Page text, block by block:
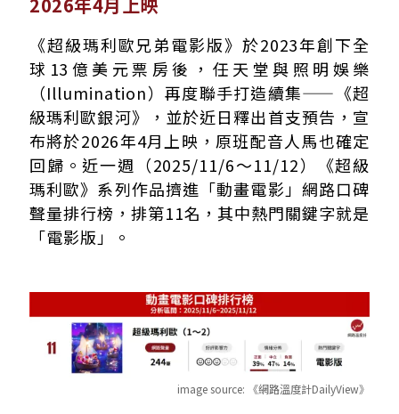
《超級瑪利歐兄弟電影版》於2023年創下全
球13億美元票房後，任天堂與照明娛樂
（Illumination）再度聯手打造續集——《超
級瑪利歐銀河》，並於近日釋出首支預告，宣
布將於2026年4月上映，原班配音人馬也確定
回歸。近一週（2025/11/6～11/12）《超級
瑪利歐》系列作品擠進「動畫電影」網路口碑
聲量排行榜，排第11名，其中熱門關鍵字就是
「電影版」。
image source: 《網路溫度計DailyView》